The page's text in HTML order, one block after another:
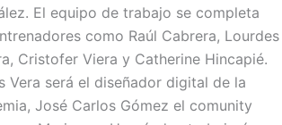
El equipo de trabajo se completa
como Raúl Cabrera, Lourdes
Cristofer Viera y Catherine Hincapié.
Vera será el diseñador digital de la
José Carlos Gómez el comunity